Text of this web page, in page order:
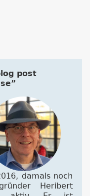
post
damals noch
Heribert